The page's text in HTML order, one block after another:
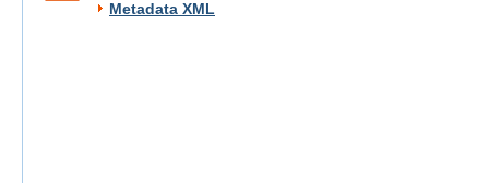
Metadata XML